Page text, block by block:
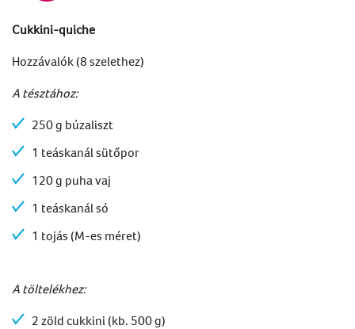
Cukkini-quiche
Hozzávalók (8 szelethez)
A tésztához:
250 g búzaliszt
1 teáskanál sütőpor
120 g puha vaj
1 teáskanál só
1 tojás (M-es méret)
A töltelékhez:
2 zöld cukkini (kb. 500 g)